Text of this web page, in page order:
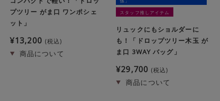
プツリー がま口 ワンポシェ
ット」
¥13,200 税込
スタッフ推しアイテム
リュックにもショルダーに
も！「ドロップツリー木玉 が
ま口 3WAY バッグ」
¥29,700 税込